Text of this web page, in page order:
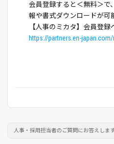
会員登録すると＜無料＞で
報や書式ダウンロードが可
【人事のミカタ】会員登録
https://partners.en-
人事・採用担当者のご質問にお答えします